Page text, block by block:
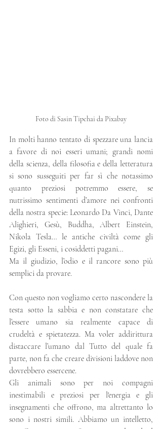
Foto di Sasin Tipchai da Pixabay
In molti hanno tentato di spezzare una lancia
a favore di noi esseri umani; grandi nomi
della scienza, della filosofia e della letteratura
si sono susseguiti per far sì che notassimo
quanto preziosi potremmo essere, se
nutrissimo sentimenti d’amore nei confronti
della nostra specie: Leonardo Da Vinci, Dante
Alighieri, Gesù, Buddha, Albert Einstein,
Nikola Tesla… le antiche civiltà come gli
Egizi, gli Esseni, i cosiddetti pagani…
Ma il giudizio, l’odio e il rancore sono più
semplici da provare.
Con questo non vogliamo certo nascondere la
testa sotto la sabbia e non constatare che
l’essere umano sia realmente capace di
crudeltà e spietatezza. Ma voler addirittura
distaccare l’umano dal Tutto del quale fa
parte, non fa che creare divisioni laddove non
dovrebbero essercene.
Gli animali sono per noi compagni
inestimabili e preziosi per l'energia e gli
insegnamenti che offrono, ma altrettanto lo
sono i nostri simili. Abbiamo un intelletto,